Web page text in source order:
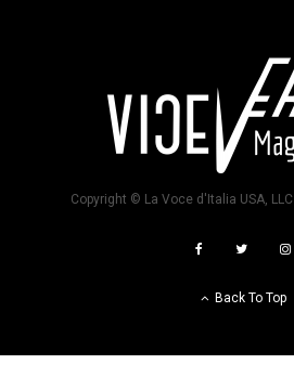
Copyright © La Voce d'Italia USA,
Back To Top